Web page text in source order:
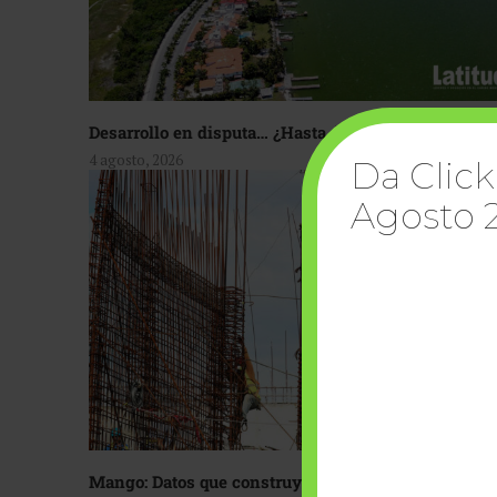
Desarrollo en disputa… ¿Hasta dónde crecer?
4 agosto, 2026
Mango: Datos que construyen confianza
Da
Agosto